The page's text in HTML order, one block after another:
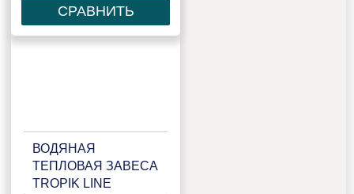
СРАВНИТЬ
ВОДЯНАЯ
ТЕПЛОВАЯ ЗАВЕСА
TROPIK LINE